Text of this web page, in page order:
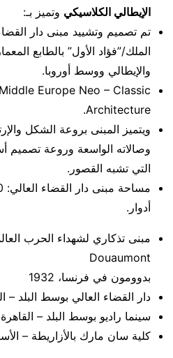
الإيطالي الكلاسيكي وتميز بـ:
تم تصميم وتشييد مبنى دار
الملك/”فؤاد الأول” بالطابع
والإيطالي ووسط أوروبا.
Europe Neo – Classic
Architecture.
ويتميز المبنى بروعة الشكل
وصالاته الواسعة وروعة تصميم
التي تشبه القصور.
أدوار.
Douaumont
بدوومون في فرنسا، 1932
دار القضاء العالي بوسط البلد –
سينما راديو بوسط البلد – القاهرة
كلية سان مارك بالأزاريطة –